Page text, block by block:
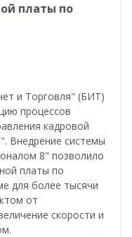
платы по
и Торговля" (БИТ)
процессов
кадровой
Внедрение системы
8" позволило
платы по
для более тысячи
от
скорости и